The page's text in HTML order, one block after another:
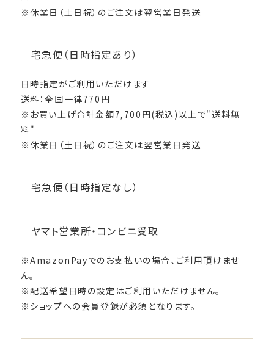
※休業日（土日祝）のご注文は翌営業日発送
宅急便（日時指定あり）
日時指定がご利用いただけます
送料：全国一律770円
※お買い上げ合計金額7,700円(税込)以上で"送料無
料"
※休業日（土日祝）のご注文は翌営業日発送
宅急便（日時指定なし）
ヤマト営業所・コンビニ受取
※AmazonPayでのお支払いの場合、ご利用頂けませ
ん。
※配送希望日時の設定はご利用いただけません。
※ショップへの会員登録が必須となります。